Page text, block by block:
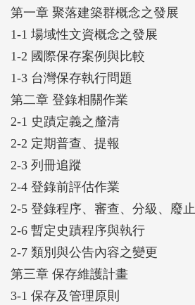
第一章 聚落建築群概念之發展
1-1 場域性文資概念之發展
1-2 國際保存案例與比較
1-3 台灣保存執行問題
第二章 登錄相關作業
2-1 史蹟定義之釐清
2-2 定期普查、提報
2-3 列冊追蹤
2-4 登錄前評估作業
2-5 登錄程序、審查、分級、廢止
2-6 暫定史蹟程序與執行
2-7 類別與公告內容之變更
第三章 保存維護計畫
3-1 保存及管理原則